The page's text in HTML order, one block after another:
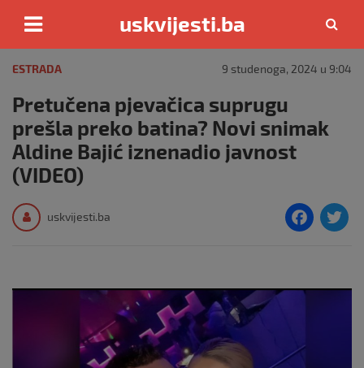
content
uskvijesti.ba
ESTRADA 9 studenoga, 2024 u 9:04
Pretučena pjevačica suprugu
prešla preko batina? Novi snimak
Aldine Bajić iznenadio javnost
(VIDEO)
uskvijesti.ba
F
e